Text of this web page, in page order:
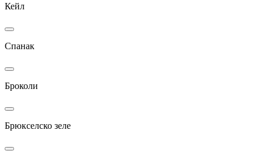
Кейл
Спанак
Броколи
Брюкселско зеле